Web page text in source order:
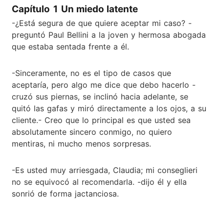
Capítulo 1 Un miedo latente
-¿Está segura de que quiere aceptar mi caso? -
preguntó Paul Bellini a la joven y hermosa abogada
que estaba sentada frente a él.
-Sinceramente, no es el tipo de casos que
aceptaría, pero algo me dice que debo hacerlo -
cruzó sus piernas, se inclinó hacia adelante, se
quitó las gafas y miró directamente a los ojos, a su
cliente.- Creo que lo principal es que usted sea
absolutamente sincero conmigo, no quiero
mentiras, ni mucho menos sorpresas.
-Es usted muy arriesgada, Claudia; mi conseglieri
no se equivocó al recomendarla. -dijo él y ella
sonrió de forma jactanciosa.